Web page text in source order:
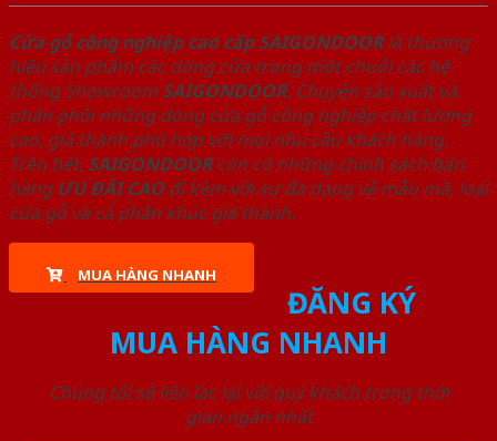
Cửa gỗ công nghiệp cao cấp SAIGONDOORlà thương
hiệu sản phẩm các dòng cửa trong một chuỗi các hệ
thống Showroom SAIGONDOOR. Chuyên sản xuất và
phân phối những dòng cửa gỗ công nghiệp chất lượng
cao, giá thành phù hợp với mọi nhu cầu khách hàng.
Trên hết, SAIGONDOORcòn có những chính sách bán
hàng ƯU ĐÃI CAOđi kèm với sự đa dạng về mẫu mã, loại
cửa gỗ và cả phân khúc giá thành.
MUA HÀNG NHANH
ĐĂNG KÝ
MUA HÀNG NHANH
Chúng tôi sẽ liên lạc lại với quý khách trong thời
gian ngắn nhất